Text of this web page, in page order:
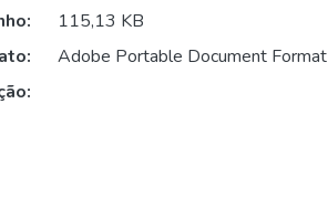
115,13 KB
Adobe Portable Document Format